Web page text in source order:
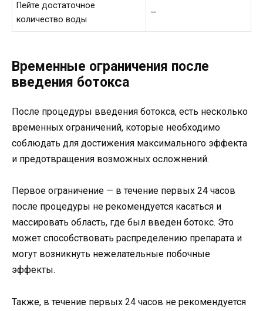
Пейте достаточное
количество воды
—
Временные ограничения после
введения ботокса
После процедуры введения ботокса, есть несколько
временных ограничений, которые необходимо
соблюдать для достижения максимального эффекта
и предотвращения возможных осложнений.
Первое ограничение — в течение первых 24 часов
после процедуры не рекомендуется касаться и
массировать область, где был введен ботокс. Это
может способствовать распределению препарата и
могут возникнуть нежелательные побочные
эффекты.
Также, в течение первых 24 часов не рекомендуется